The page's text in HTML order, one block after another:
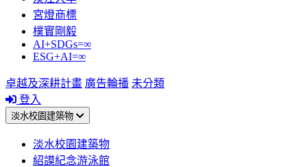
宮燈商標
樸實剛毅
AI+SDGs=∞
ESG+AI=∞
卓越及深耕計畫 廣告輪播 未分類
登入
淡水校園建築物
淡水校園建築物
紹謨紀念游泳館